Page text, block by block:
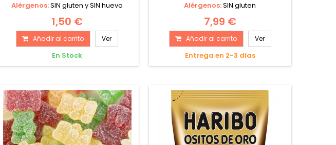
Alérgenos:SIN gluten y SIN huevo
1,50 €
Añadir al carrito Ver
En Stock
Alérgenos:SIN gluten
7,99 €
Añadir al carrito Ver
Entrega en 2-3 días